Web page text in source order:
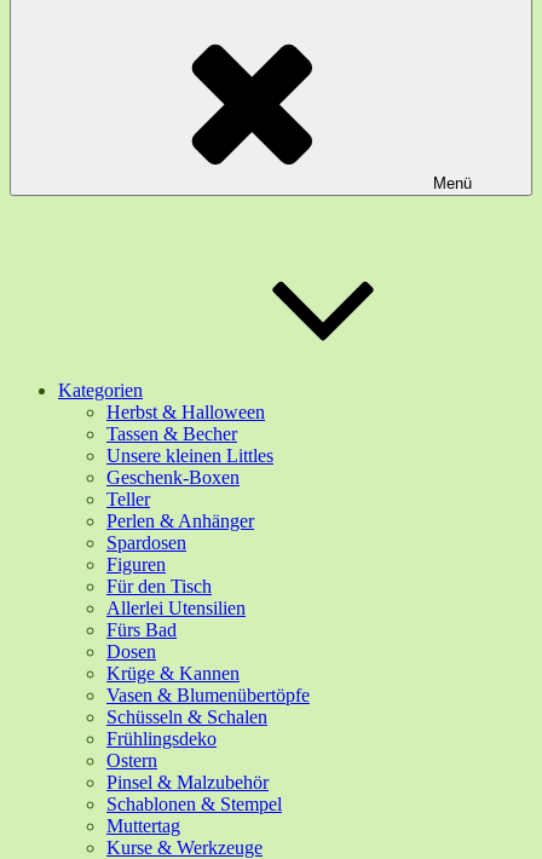
Menü
Kategorien
Herbst & Halloween
Tassen & Becher
Unsere kleinen Littles
Geschenk-Boxen
Teller
Perlen & Anhänger
Spardosen
Figuren
Für den Tisch
Allerlei Utensilien
Fürs Bad
Dosen
Krüge & Kannen
Vasen & Blumenübertöpfe
Schüsseln & Schalen
Frühlingsdeko
Ostern
Pinsel & Malzubehör
Schablonen & Stempel
Muttertag
Kurse & Werkzeuge